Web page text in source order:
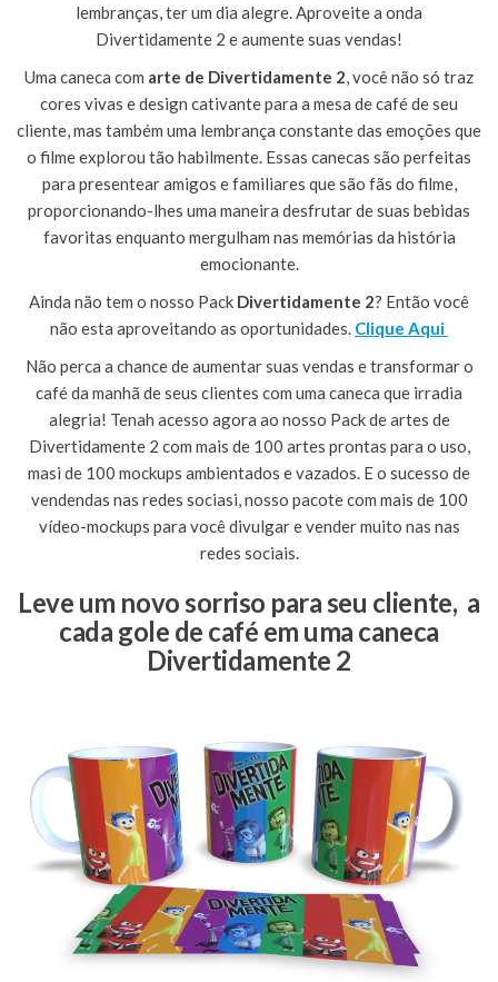
lembranças, ter um dia alegre. Aproveite a onda
Divertidamente 2 e aumente suas vendas!
Uma caneca com arte de Divertidamente 2 , você não só traz
cores vivas e design cativante para a mesa de café de seu
cliente, mas também uma lembrança constante das emoções que
o filme explorou tão habilmente. Essas canecas são perfeitas
para presentear amigos e familiares que são fãs do filme,
proporcionando-lhes uma maneira desfrutar de suas bebidas
favoritas enquanto mergulham nas memórias da história
emocionante.
Ainda não tem o nosso Pack Divertidamente 2? Então você
não esta aproveitando as oportunidades. Clique Aqui
Não perca a chance de aumentar suas vendas e transformar o
café da manhã de seus clientes com uma caneca que irradia
alegria! Tenah acesso agora ao nosso Pack de artes de
Divertidamente 2 com mais de 100 artes prontas para o uso,
masi de 100 mockups ambientados e vazados. E o sucesso de
vendendas nas redes sociasi, nosso pacote com mais de 100
vídeo-mockups para você divulgar e vender muito nas nas
redes sociais.
Leve um novo sorriso para seu cliente, a
cada gole de café em uma caneca
Divertidamente 2